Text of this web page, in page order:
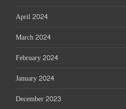
April 2024
March 2024
February 2024
January 2024
December 2023